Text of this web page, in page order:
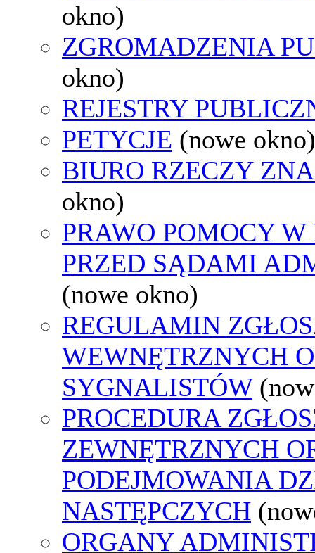
okno)
ZGROMADZENIA
okno)
REJESTRY
PETYCJE (nowe okno)
BIURO RZECZY
okno)
PRAWO POMOCY
PRZED SĄDAMI
(nowe okno)
REGULAMIN
WEWNĘTRZNYCH
SYGNALISTÓW
PROCEDURA
ZEWNĘTRZNYCH
PODEJMOWANIA
NASTĘPCZYCH
ORGANY